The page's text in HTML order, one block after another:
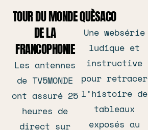
TOUR DU MONDE
DE LA
FRANCOPHONIE​
Les antennes
de TV5MONDE
ont assuré 25
heures de
direct sur
QUÈSACO
Une websérie
ludique et
instructive
pour retracer
l’histoire de
tableaux
exposés au